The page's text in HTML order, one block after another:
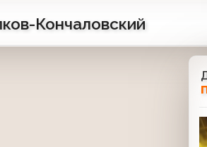
Кончаловский